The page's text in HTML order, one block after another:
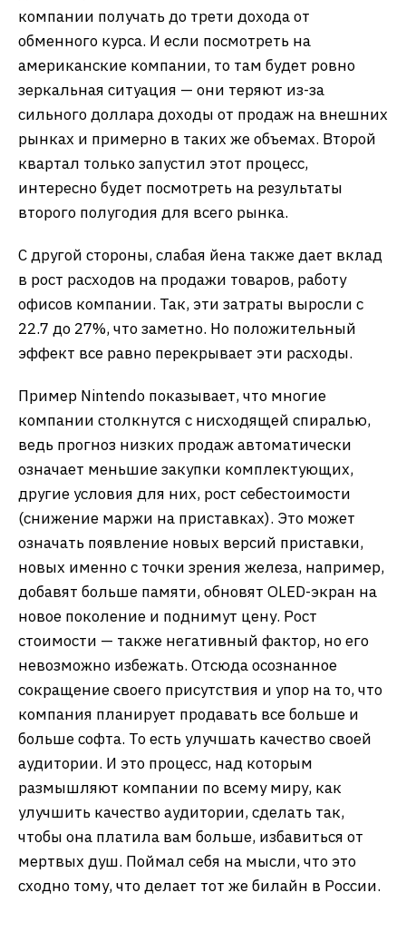
компании получать до трети дохода от
обменного курса. И если посмотреть на
американские компании, то там будет ровно
зеркальная ситуация — они теряют из-за
сильного доллара доходы от продаж на внешних
рынках и примерно в таких же объемах. Второй
квартал только запустил этот процесс,
интересно будет посмотреть на результаты
второго полугодия для всего рынка.
С другой стороны, слабая йена также дает вклад
в рост расходов на продажи товаров, работу
офисов компании. Так, эти затраты выросли с
22.7 до 27%, что заметно. Но положительный
эффект все равно перекрывает эти расходы.
Пример Nintendo показывает, что многие
компании столкнутся с нисходящей спиралью,
ведь прогноз низких продаж автоматически
означает меньшие закупки комплектующих,
другие условия для них, рост себестоимости
(снижение маржи на приставках). Это может
означать появление новых версий приставки,
новых именно с точки зрения железа, например,
добавят больше памяти, обновят OLED-экран на
новое поколение и поднимут цену. Рост
стоимости — также негативный фактор, но его
невозможно избежать. Отсюда осознанное
сокращение своего присутствия и упор на то, что
компания планирует продавать все больше и
больше софта. То есть улучшать качество своей
аудитории. И это процесс, над которым
размышляют компании по всему миру, как
улучшить качество аудитории, сделать так,
чтобы она платила вам больше, избавиться от
мертвых душ. Поймал себя на мысли, что это
сходно тому, что делает тот же билайн в России.